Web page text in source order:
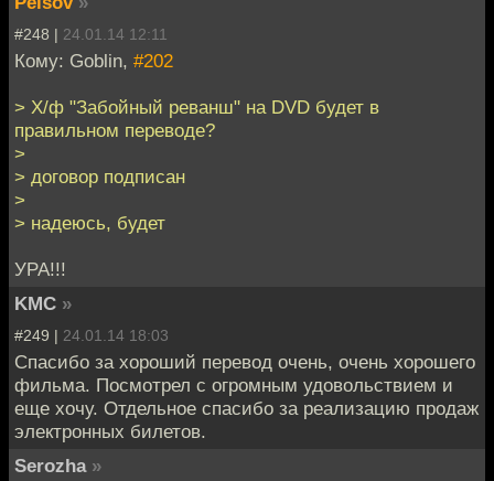
#248 | 24.01.14 12:11
Кому: Goblin, #202
> Х/ф "Забойный реванш" на DVD будет в
правильном переводе?
>
> договор подписан
>
> надеюсь, будет
УРА!!!
KMC »
#249 | 24.01.14 18:03
Спасибо за хороший перевод очень, очень хорошего
фильма. Посмотрел с огромным удовольствием и
еще хочу. Отдельное спасибо за реализацию продаж
электронных билетов.
Serozha »